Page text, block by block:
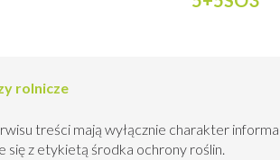
rolnicze
treści mają wyłącznie charakter
z etykietą środka ochrony roślin.